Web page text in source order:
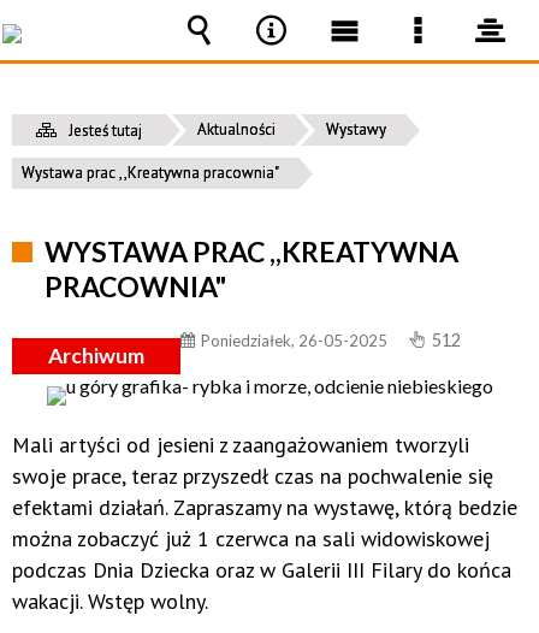
Jesteś tutaj Aktualności Wystawy
Wystawa prac ,,Kreatywna pracownia"
WYSTAWA PRAC ,,KREATYWNA
PRACOWNIA"
Archiwum
Poniedziałek, 26-05-2025 512
Mali artyści od jesieni z zaangażowaniem tworzyli
swoje prace, teraz przyszedł czas na pochwalenie się
efektami działań. Zapraszamy na wystawę, którą bedzie
można zobaczyć już 1 czerwca na sali widowiskowej
podczas Dnia Dziecka oraz w Galerii III Filary do końca
wakacji. Wstęp wolny.
Wyszukiwarka
Narzędzia
MenuMenu